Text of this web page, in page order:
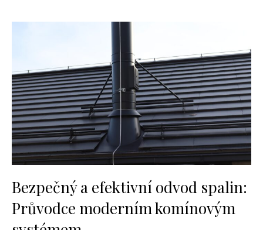
Bezpečný a efektivní odvod spalin:
Průvodce moderním komínovým